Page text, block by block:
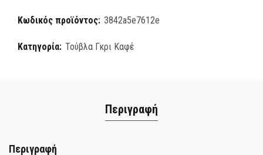
Κωδικός προϊόντος: 3842a5e7612e
Κατηγορία: Τούβλα Γκρι Καφέ
Περιγραφή
Περιγραφή